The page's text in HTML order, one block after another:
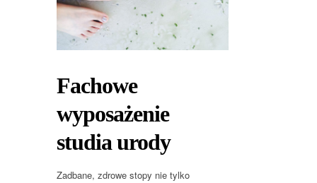
Fachowe
wyposażenie
studia urody
Zadbane, zdrowe stopy nie tylko